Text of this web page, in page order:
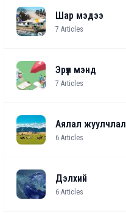
Шар мэдээ
7 Articles
Эрүүл мэнд
7 Articles
Аялал жуулчлал
6 Articles
Дэлхий
6 Articles